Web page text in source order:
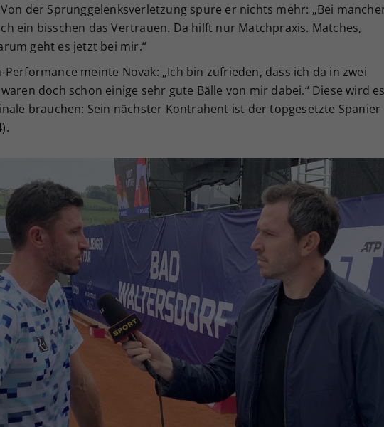
der Sprunggelenksverletzung spüre er nichts mehr: „Bei
ein bisschen das Vertrauen. Da hilft nur Matchpraxis. Matches,
geht es jetzt bei mir.“
meinte Novak: „Ich bin zufrieden, dass ich da in zwei
doch schon einige sehr gute Bälle von mir dabei.“ Diese wird es
brauchen: Sein nächster Kontrahent ist der topgesetzte Spanier